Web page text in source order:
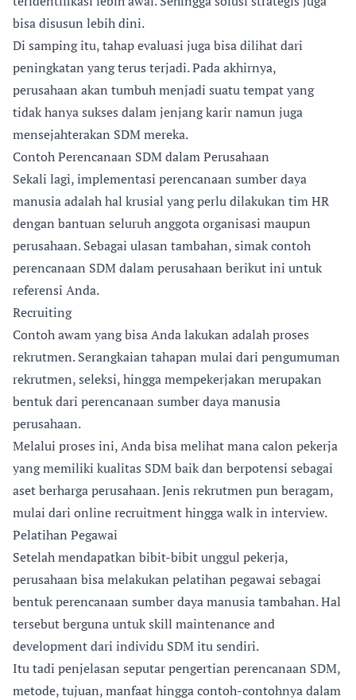
bisa disusun lebih dini.
Di samping itu, tahap evaluasi juga bisa dilihat dari
peningkatan yang terus terjadi. Pada akhirnya,
perusahaan akan tumbuh menjadi suatu tempat yang
tidak hanya sukses dalam jenjang karir namun juga
mensejahterakan SDM mereka.
Contoh Perencanaan SDM dalam Perusahaan
Sekali lagi, implementasi perencanaan sumber daya
manusia adalah hal krusial yang perlu dilakukan tim HR
dengan bantuan seluruh anggota organisasi maupun
perusahaan. Sebagai ulasan tambahan, simak contoh
perencanaan SDM dalam perusahaan berikut ini untuk
referensi Anda.
Recruiting
Contoh awam yang bisa Anda lakukan adalah proses
rekrutmen. Serangkaian tahapan mulai dari pengumuman
rekrutmen, seleksi, hingga mempekerjakan merupakan
bentuk dari perencanaan sumber daya manusia
perusahaan.
Melalui proses ini, Anda bisa melihat mana calon pekerja
yang memiliki kualitas SDM baik dan berpotensi sebagai
aset berharga perusahaan. Jenis rekrutmen pun beragam,
mulai dari online recruitment hingga walk in interview.
Pelatihan Pegawai
Setelah mendapatkan bibit-bibit unggul pekerja,
perusahaan bisa melakukan pelatihan pegawai sebagai
bentuk perencanaan sumber daya manusia tambahan. Hal
tersebut berguna untuk skill maintenance and
development dari individu SDM itu sendiri.
Itu tadi penjelasan seputar pengertian perencanaan SDM,
metode, tujuan, manfaat hingga contoh-contohnya dalam